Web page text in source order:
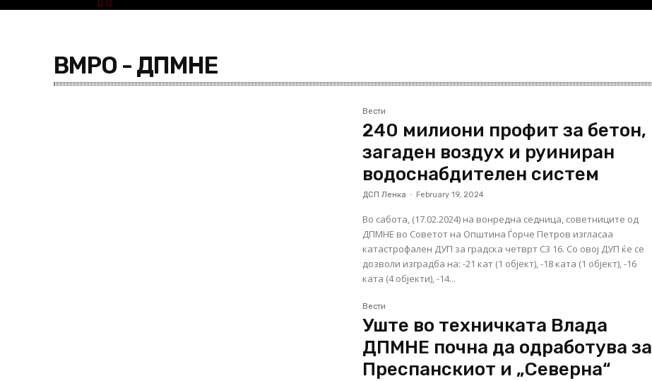
ВМРО - ДПМНЕ
Вести
240 милиони профит за бетон,
загаден воздух и руиниран
водоснабдителен систем
ДСП Ленка - February 19, 2024
Во сабота, (17.02.2024) на вонредна седница, советниците од
ДПМНЕ во Советот на Општина Ѓорче Петров изгласаа
катастрофален ДУП за градска четврт С3 16. Со овој ДУП ќе се
дозволи изградба на: -21 кат (1 објект), -18 ката (1 објект), -16
ката (4 објекти), -14...
Вести
Уште во техничката Влада
ДПМНЕ почна да одработува за
Преспанскиот и „Северна“